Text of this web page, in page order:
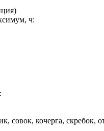
ч:
совок, кочерга, скребок,